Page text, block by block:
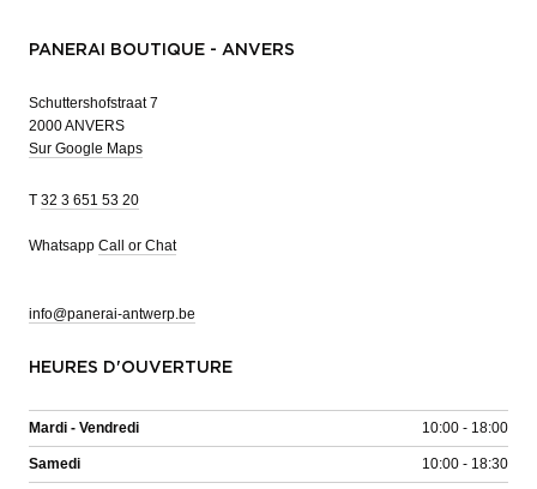
PANERAI BOUTIQUE - ANVERS
Schuttershofstraat 7
2000 ANVERS
Sur Google Maps
T 32 3 651 53 20
Whatsapp Call or Chat
info@panerai-antwerp.be
HEURES D'OUVERTURE
Mardi - Vendredi 10:00 - 18:00
Samedi 10:00 - 18:30